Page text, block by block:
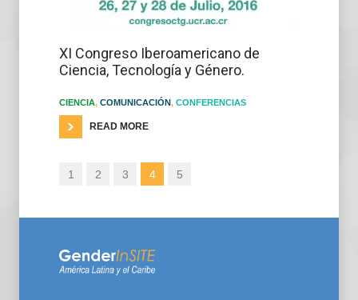
XI Congreso Iberoamericano de
Ciencia, Tecnología y Género.
CIENCIA, COMUNICACIÓN, CONFERENCIAS
READ MORE
1 2 3 4 5